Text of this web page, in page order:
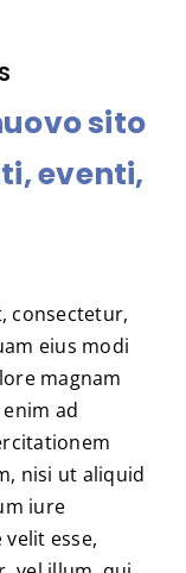
sito
eventi,
consectetur,
eius modi
magnam
enim ad
nisi ut aliquid
iure
esse,